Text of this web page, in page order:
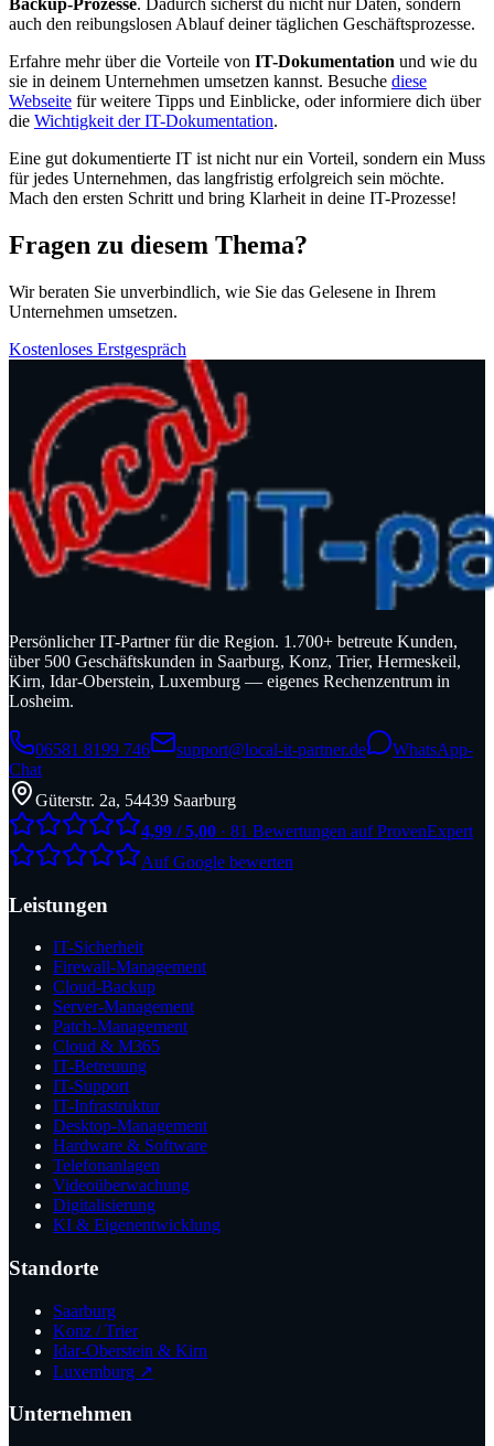
Backup-Prozesse. Dadurch sicherst du nicht nur Daten, sondern
auch den reibungslosen Ablauf deiner täglichen Geschäftsprozesse.
Erfahre mehr über die Vorteile von IT-Dokumentation und wie du
sie in deinem Unternehmen umsetzen kannst. Besuche diese
Webseite für weitere Tipps und Einblicke, oder informiere dich über
die Wichtigkeit der IT-Dokumentation.
Eine gut dokumentierte IT ist nicht nur ein Vorteil, sondern ein Muss
für jedes Unternehmen, das langfristig erfolgreich sein möchte.
Mach den ersten Schritt und bring Klarheit in deine IT-Prozesse!
Fragen zu diesem Thema?
Wir beraten Sie unverbindlich, wie Sie das Gelesene in Ihrem
Unternehmen umsetzen.
Kostenloses Erstgespräch
Persönlicher IT-Partner für die Region. 1.700+ betreute Kunden,
über 500 Geschäftskunden in Saarburg, Konz, Trier, Hermeskeil,
Kirn, Idar-Oberstein, Luxemburg — eigenes Rechenzentrum in
Losheim.
06581 8199 746 support@local-it-partner.de
WhatsApp-
Chat
Güterstr. 2a, 54439 Saarburg
4,99 / 5,00 · 81 Bewertungen auf ProvenExpert
Auf Google bewerten
Leistungen
IT-Sicherheit
Firewall-Management
Cloud-Backup
Server-Management
Patch-Management
Cloud & M365
IT-Betreuung
IT-Support
IT-Infrastruktur
Desktop-Management
Hardware & Software
Telefonanlagen
Videoüberwachung
Digitalisierung
KI & Eigenentwicklung
Standorte
Saarburg
Konz / Trier
Idar-Oberstein & Kirn
Luxemburg ↗
Unternehmen